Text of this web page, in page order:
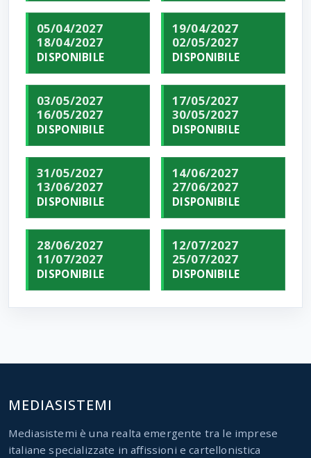
05/04/2027
18/04/2027
DISPONIBILE
19/04/2027
02/05/2027
DISPONIBILE
03/05/2027
16/05/2027
DISPONIBILE
17/05/2027
30/05/2027
DISPONIBILE
31/05/2027
13/06/2027
DISPONIBILE
14/06/2027
27/06/2027
DISPONIBILE
28/06/2027
11/07/2027
DISPONIBILE
12/07/2027
25/07/2027
DISPONIBILE
MEDIASISTEMI
Mediasistemi è una realta emergente tra le imprese
italiane specializzate in affissioni e cartellonistica